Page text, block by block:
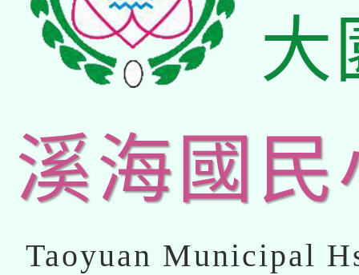
大
溪海國民
Taoyuan Municipal